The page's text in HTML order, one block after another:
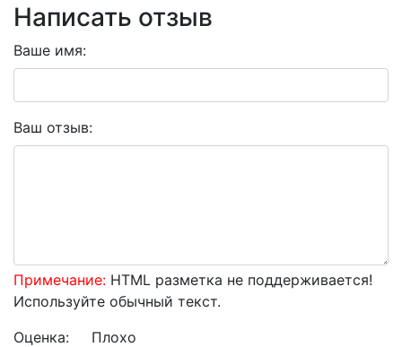
Написать отзыв
Ваше имя:
Ваш отзыв:
Примечание: HTML разметка не поддерживается!
Используйте обычный текст.
Оценка: Плохо